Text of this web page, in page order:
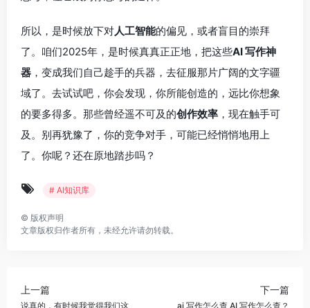
所以，是时候放下对人工智能的偏见，或者盲目的崇拜
了。咱们2025年，是时候真真正正地，把这些AI 写作神
器 ，变成我们自己趁手的兵器，去征服那片广阔的文字疆
域了。去试试吧，你会发现，你所能创造的，远比你想象
的要多得多。那些曾经遥不可及的创作效率 ，现在触手可
及。别再犹豫了，你的竞争对手，可能已经悄悄地用上
了。你呢？还在原地踏步吗？
# AI知识库
© 版权声明
文章版权归作者所有，未经允许请勿转载。
上一篇
说真的，有时候我觉得我们这
下一篇
ai 写作怎么查 AI 写作怎么查？